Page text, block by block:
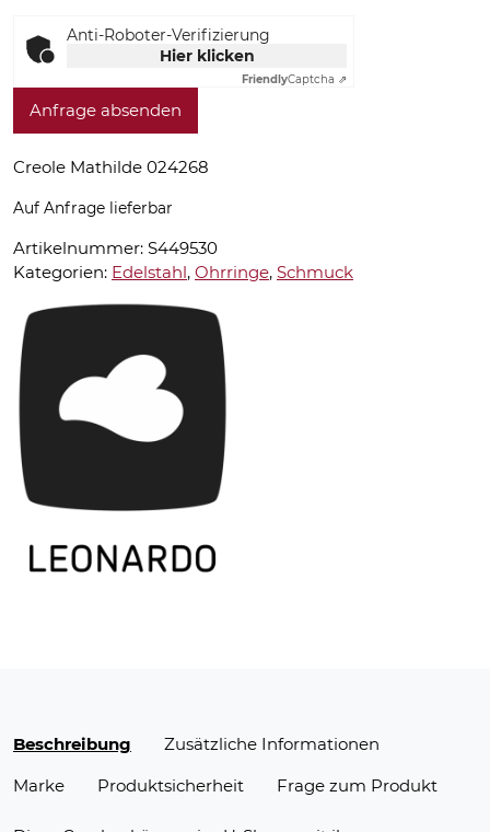
Anti-Roboter-Verifizierung
Hier klicken
FriendlyCaptcha ⇗
Anfrage absenden
Creole Mathilde 024268
Auf Anfrage lieferbar
Artikelnummer: S449530
Kategorien: Edelstahl, Ohrringe, Schmuck
Beschreibung
Zusätzliche Informationen
Marke
Produktsicherheit Frage zum Produkt